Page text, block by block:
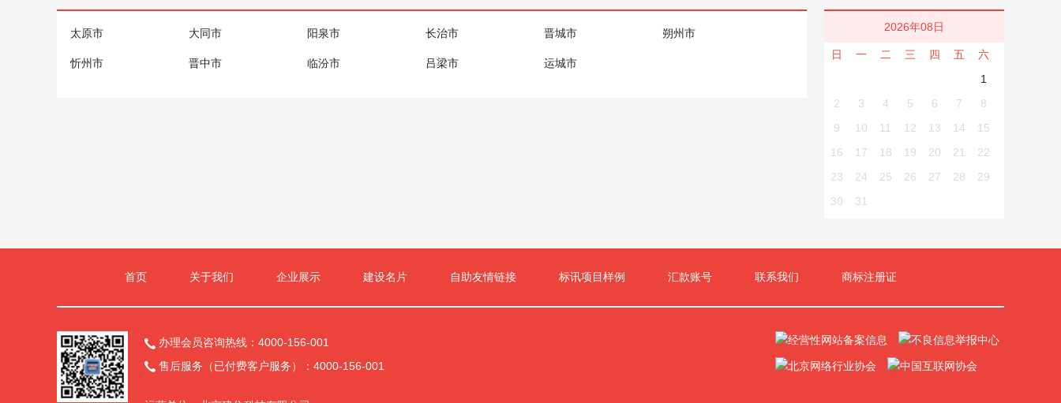
太原市 大同市 阳泉市 长治市 晋城市 朔州市
忻州市 晋中市 临汾市 吕梁市 运城市
2026年08日
日 一 二 三 四 五
六
1
2
3 4 5 6 7
8
9
10 11 12 13 14
15
16
17 18 19 20 21
22
23
24 25 26 27 28
29
30
31
首页 关于我们 企业展示 建设名片 自助友情链接 标讯项目样例 汇款账号 联系我们 商标注册证
 办理会员咨询热线：4000-156-001
 售后服务（已付费客户服务）：4000-156-001